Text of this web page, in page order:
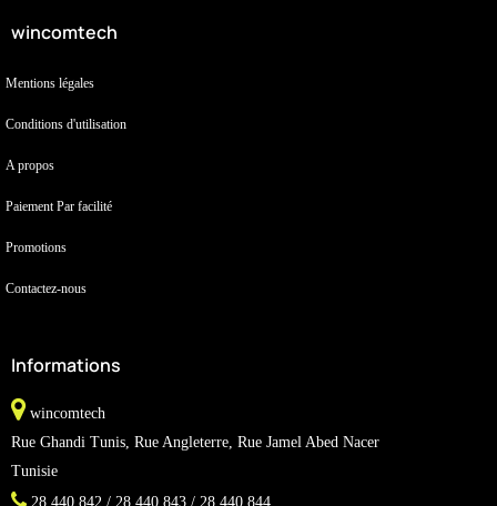
wincomtech
Mentions légales
Conditions d'utilisation
A propos
Paiement Par facilité
Promotions
Contactez-nous
Informations
wincomtech
Rue Ghandi Tunis, Rue Angleterre, Rue Jamel Abed Nacer
Tunisie
28 440 842 / 28 440 843 / 28 440 844